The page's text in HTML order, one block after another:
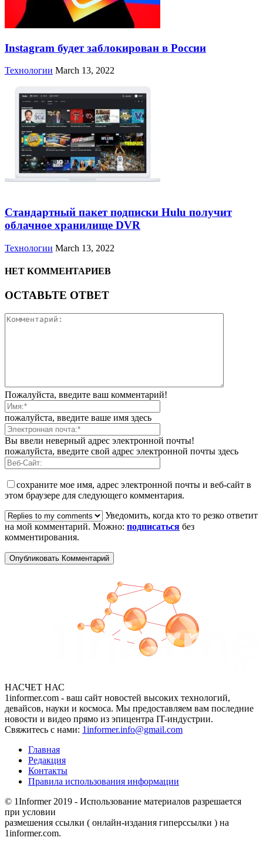
Instagram будет заблокирован в России
Технологии March 13, 2022
Стандартный пакет подписки Hulu получит
облачное хранилище DVR
Технологии March 13, 2022
НЕТ КОММЕНТАРИЕВ
ОСТАВЬТЕ ОТВЕТ
Пожалуйста, введите ваш комментарий!
пожалуйста, введите ваше имя здесь
Вы ввели неверный адрес электронной почты!
пожалуйста, введите свой адрес электронной почты здесь
сохраните мое имя, адрес электронной почты и веб-сайт в
этом браузере для следующего комментария.
Уведомить, когда кто то резко ответит
на мой комментарий. Можно: подписаться без
комментирования.
НАСЧЕТ НАС
1informer.com - ваш сайт новостей высоких технологий,
девайсов, науки и космоса. Мы предоставляем вам последние
новости и видео прямо из эпицентра IT-индустрии.
Свяжитесь с нами: 1informer.info@gmail.com
Главная
Редакция
Контакты
Правила использования информации
© 1Informer 2019 - Использование материалов разрешается
при условии
размешения ссылки ( онлайн-издания гиперссылки ) на
1informer.com.